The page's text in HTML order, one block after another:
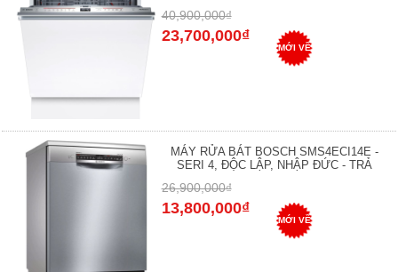
40,900,000₫
23,700,000₫
MỚI VỀ
MÁY RỬA BÁT BOSCH SMS4ECI14E -
SERI 4, ĐỘC LẬP, NHẬP ĐỨC - TRẢ
26,900,000₫
13,800,000₫
MỚI VỀ